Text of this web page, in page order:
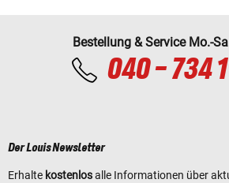
Bestellung & Service Mo.-
040 - 734
Der Louis Newsletter
Erhalte kostenlosalle Informationen über